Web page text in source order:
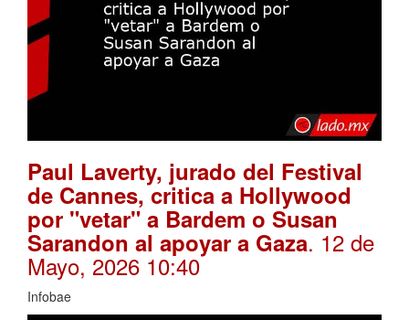
Paul Laverty, jurado del Festival
de Cannes, critica a Hollywood
por "vetar" a Bardem o Susan
Sarandon al apoyar a Gaza. 12 de
Mayo, 2026 10:40
Infobae